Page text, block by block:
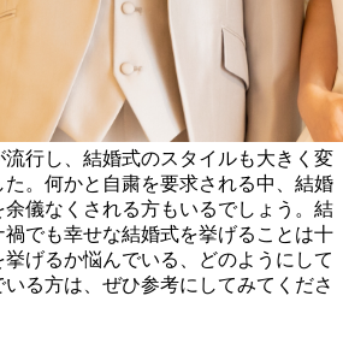
行し、結婚式のスタイルも大きく変
。何かと自粛を要求される中、結婚
儀なくされる方もいるでしょう。結
でも幸せな結婚式を挙げることは十
げるか悩んでいる、どのようにして
る方は、ぜひ参考にしてみてくださ